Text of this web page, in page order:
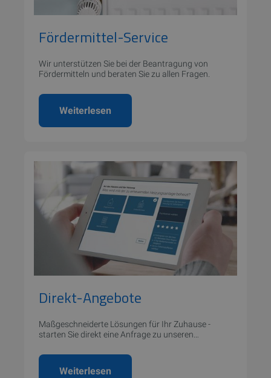
Fördermittel-Service
Wir unterstützen Sie bei der Beantragung von
Fördermitteln und beraten Sie zu allen Fragen.
Weiterlesen
Direkt-Angebote
Maßgeschneiderte Lösungen für Ihr Zuhause -
starten Sie direkt eine Anfrage zu unseren
Weiterlesen